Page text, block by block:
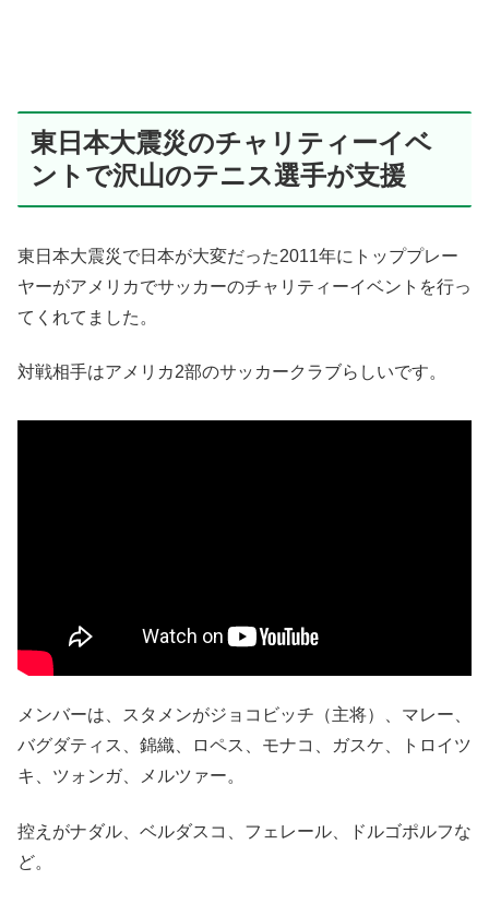
東日本大震災のチャリティーイベ
ントで沢山のテニス選手が支援
東日本大震災で日本が大変だった2011年にトッププレー
ヤーがアメリカでサッカーのチャリティーイベントを行っ
てくれてました。
対戦相手はアメリカ2部のサッカークラブらしいです。
メンバーは、スタメンがジョコビッチ（主将）、マレー、
バグダティス、錦織、ロペス、モナコ、ガスケ、トロイツ
キ、ツォンガ、メルツァー。
控えがナダル、ベルダスコ、フェレール、ドルゴポルフな
ど。